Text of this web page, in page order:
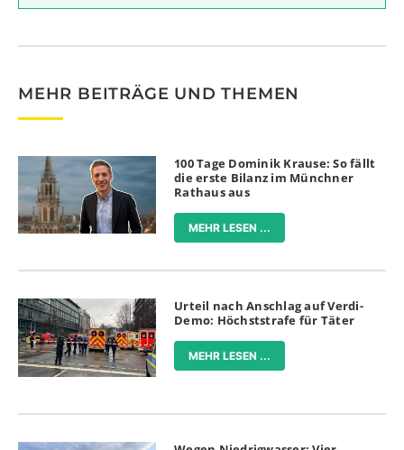
MEHR BEITRÄGE UND THEMEN
100 Tage Dominik Krause: So fällt
die erste Bilanz im Münchner
Rathaus aus
MEHR LESEN ...
Urteil nach Anschlag auf Verdi-
Demo: Höchststrafe für Täter
MEHR LESEN ...